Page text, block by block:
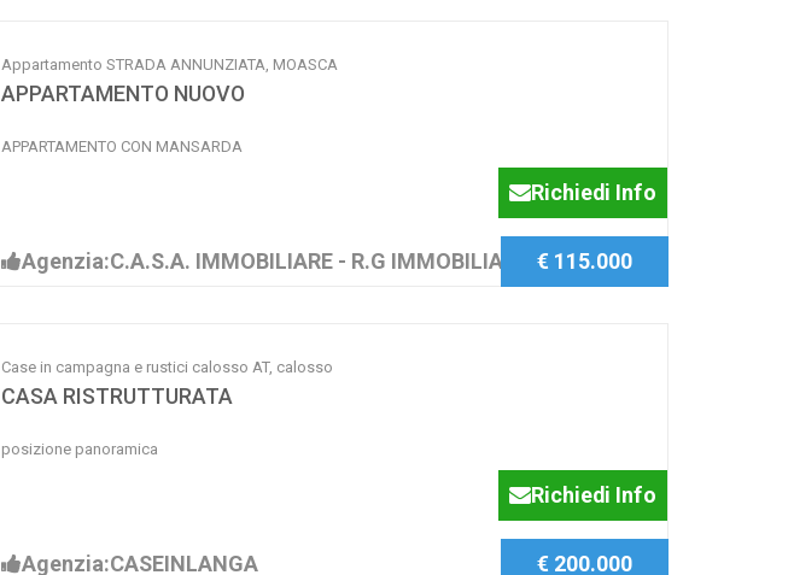
Appartamento STRADA ANNUNZIATA, MOASCA
APPARTAMENTO NUOVO
APPARTAMENTO CON MANSARDA
Richiedi Info
Agenzia:C.A.S.A. IMMOBILIARE - R.G IMMOBILIARE SAS€ 115.000
Case in campagna e rustici calosso AT, calosso
CASA RISTRUTTURATA
posizione panoramica
Richiedi Info
Agenzia:CASEINLANGA € 200.000